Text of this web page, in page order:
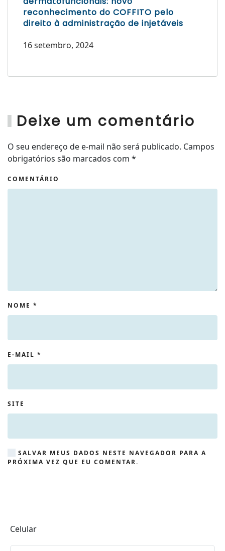
reconhecimento do COFFITO pelo
direito à administração de injetáveis
16 setembro, 2024
Deixe um comentário
O seu endereço de e-mail não será publicado. Campos
obrigatórios são marcados com *
COMENTÁRIO
NOME *
E-MAIL *
SITE
SALVAR MEUS DADOS NESTE NAVEGADOR PARA A
PRÓXIMA VEZ QUE EU COMENTAR.
Celular